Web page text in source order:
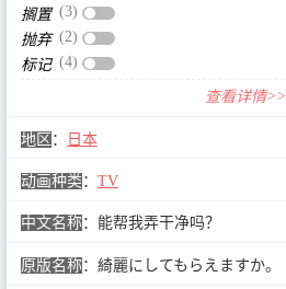
搁置 (3)
抛弃 (2)
标记 (4)
查看详情>>
地区 ： 日本
动画种类 ： TV
中文名称： 能帮我弄干净吗？
原版名称： 綺麗にしてもらえますか。